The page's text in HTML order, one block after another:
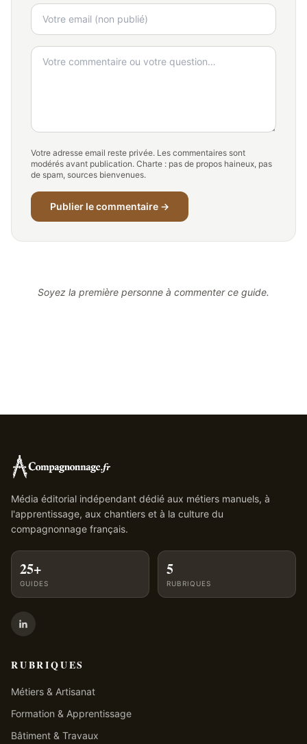
Votre adresse email reste privée. Les commentaires sont
modérés avant publication. Charte : pas de propos haineux, pas
de spam, sources bienvenues.
Publier le commentaire →
Soyez la première personne à commenter ce guide.
Média éditorial indépendant dédié aux métiers manuels, à
l'apprentissage, aux chantiers et à la culture du
compagnonnage français.
25+
GUIDES
5
RUBRIQUES
RUBRIQUES
Métiers & Artisanat
Formation & Apprentissage
Bâtiment & Travaux